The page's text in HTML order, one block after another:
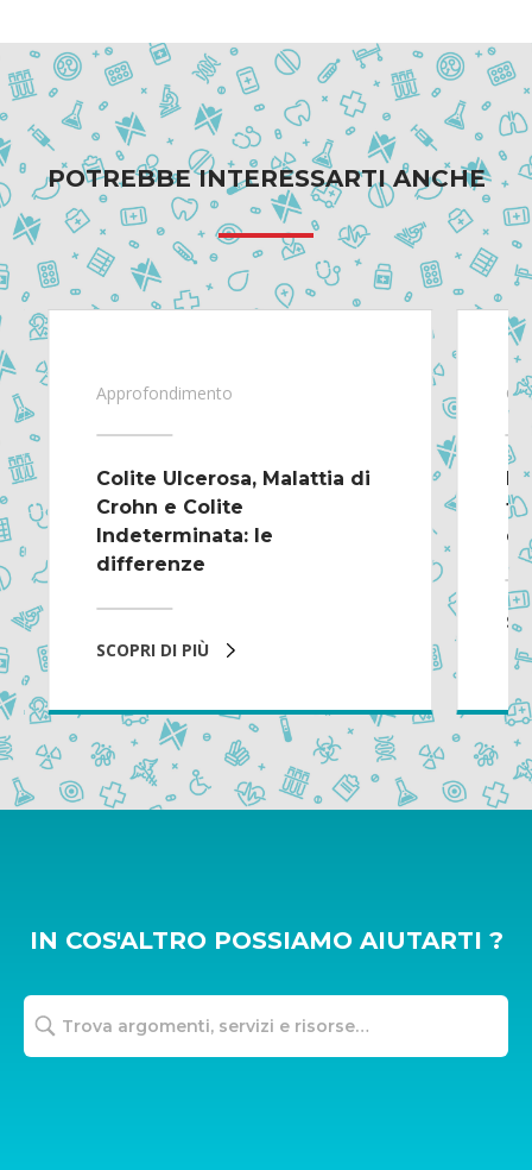
POTREBBE INTERESSARTI ANCHE
Approfondimento
Colite Ulcerosa, Malattia di
Crohn e Colite
Indeterminata: le
differenze
SCOPRI DI PIÙ
IN COS'ALTRO POSSIAMO AIUTARTI ?